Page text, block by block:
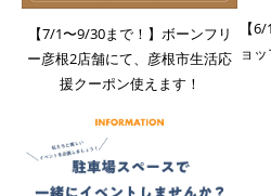
【7/1〜9/30まで！】ボーンフリ
ー彦根2店舗にて、彦根市生活応
援クーポン使えます！
【
ョ